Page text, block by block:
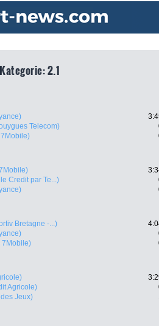
2.1
Telecom)
Credit par Te...)
Bretagne -...)
7Mobile)
Agricole)
Jeux)